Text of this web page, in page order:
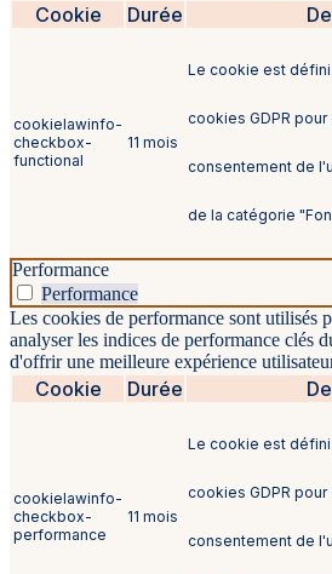
Cookie Durée
cookielawinfo-
checkbox-
functional
11 mois
Le cookie est
cookies GDPR
consentement de
de la catégorie
Performance
Performance
Les cookies de performance sont utilisés
analyser les indices de performance clés
d'offrir une meilleure expérience
Cookie Durée
cookielawinfo-
checkbox-
performance
11 mois
Le cookie est
cookies GDPR
consentement de